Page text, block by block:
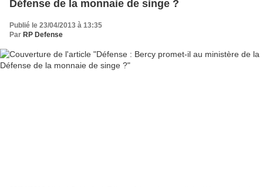
Défense de la monnaie de singe ?
Publié le 23/04/2013 à 13:35
Par RP Defense